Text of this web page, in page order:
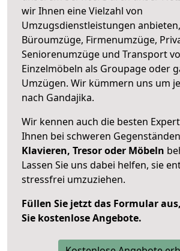
wir Ihnen eine Vielzahl von
Umzugsdienstleistungen
Büroumzüge, Firmenumzüge,
Seniorenumzüge und Transport
Einzelmöbeln als Groupage oder
Umzügen. Wir kümmern uns um
nach Gandajika.
Wir kennen auch die besten
Ihnen bei schweren
Klavieren, Tresor oder Möbeln
Lassen Sie uns dabei helfen, sie
stressfrei umzuziehen.
Füllen Sie jetzt das Formular
Sie kostenlose Angebote.